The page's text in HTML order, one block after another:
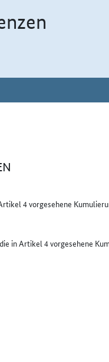
4 vorgesehene
in Artikel 4 vorgesehene